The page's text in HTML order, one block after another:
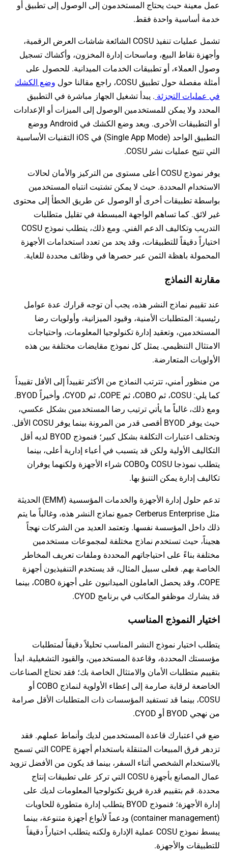
عمل معينة حيث يحتاج المستخدمون إلى الوصول إلى تطبيق أو
خدمة أساسية واحدة فقط.
تشمل عمليات تنفيذ COSU الشائعة شاشات العرض الرقمية،
وأجهزة نقاط البيع، وماسحات إدارة المخزون، وأكشاك تسجيل
وصول العملاء، أو تطبيقات الخدمات الميدانية. للحصول على
أمثلة مفصلة حول تطبيق COSU، راجع مقالنا حول
وضع الكشك
في عمليات التجزئة . يبدأ تشغيل الجهاز مباشرة في التطبيق
المحدد ولا يمكن للمستخدمين الوصول إلى الميزات أو الإعدادات
أو التطبيقات الأخرى. ويعد وضع الكشك في Android ووضع
التطبيق الواحد (Single App Mode) في iOS التقنيات الأساسية
التي تتيح عمليات نشر COSU.
يوفر نموذج COSU أعلى مستوى من التركيز والأمان لحالات
الاستخدام المحددة. حيث لا يمكن تشتيت انتباه المستخدمين
بواسطة تطبيقات أخرى أو الوصول عن طريق الخطأ إلى محتوى
غير لائق. كما تساهم الواجهة المبسطة في تقليل متطلبات
التدريب وتكاليف الدعم الفني. ومع ذلك، يتطلب نموذج COSU
اختياراً دقيقاً للتطبيقات، وقد يحد من تعدد استخدامات الأجهزة
المحمولة باهظة الثمن عبر حصرها في وظائف محددة للغاية.
مقارنة النماذج
عند تقييم نماذج النشر هذه، يجب أن توجه قرارك عدة عوامل
رئيسية: المتطلبات الأمنية، وقيود الميزانية، وأولويات رضا
المستخدمين، وتعقيد إدارة تكنولوجيا المعلومات، واحتياجات
الامتثال التنظيمي. يمثل كل نموذج مقايضات مختلفة بين هذه
الأولويات المتعارضة.
من منظور أمني، تترتب النماذج من الأكثر تقييداً إلى الأقل تقييداً
كما يلي: COSU، ثم COBO، ثم COPE، ثم CYOD، وأخيراً BYOD.
ومع ذلك، غالباً ما يأتي ترتيب رضا المستخدمين بشكل عكسي،
حيث يوفر BYOD أقصى قدر من المرونة بينما يوفر COSU الأقل.
وتختلف اعتبارات التكلفة بشكل كبير؛ فنموذج BYOD لديه أقل
التكاليف الأولية ولكن قد يتسبب في أعباء إدارية أعلى، بينما
يتطلب نموذجا COSU وCOBO شراء الأجهزة ولكنهما يوفران
تكاليف إدارة يمكن التنبؤ بها.
تدعم حلول إدارة الأجهزة والخدمات المؤسسية (EMM) الحديثة
مثل Cerberus Enterprise جميع نماذج النشر هذه، وغالباً ما يتم
ذلك داخل المؤسسة نفسها. وتعتمد العديد من الشركات نهجاً
هجيناً، حيث تستخدم نماذج مختلفة لمجموعات مستخدمين
مختلفة بناءً على احتياجاتهم المحددة وملفات تعريف المخاطر
الخاصة بهم. فعلى سبيل المثال، قد يستخدم التنفيذيون أجهزة
COPE، وقد يحصل العاملون الميدانيون على أجهزة COBO، بينما
قد يشارك موظفو المكاتب في برنامج CYOD.
اختيار النموذج المناسب
يتطلب اختيار نموذج النشر المناسب تحليلاً دقيقاً لمتطلبات
مؤسستك المحددة، وقاعدة المستخدمين، والقيود التشغيلية. ابدأ
بتقييم متطلبات الأمان والامتثال الخاصة بك؛ فقد تحتاج الصناعات
الخاضعة لرقابة صارمة إلى إعطاء الأولوية لنماذج COBO أو
COSU، بينما قد تستفيد المؤسسات ذات المتطلبات الأقل صرامة
من نهجي BYOD أو CYOD.
ضع في اعتبارك قاعدة المستخدمين لديك وأنماط عملهم. فقد
تزدهر فرق المبيعات المتنقلة باستخدام أجهزة COPE التي تسمح
بالاستخدام الشخصي أثناء السفر، بينما قد يكون من الأفضل تزويد
عمال المصانع بأجهزة COSU التي تركز على تطبيقات إنتاج
محددة. قم بتقييم قدرة فريق تكنولوجيا المعلومات لديك على
إدارة الأجهزة؛ فنموذج BYOD يتطلب إدارة متطورة للحاويات
(container management) ودعماً لأنواع أجهزة متنوعة، بينما
يبسط نموذج COSU عملية الإدارة ولكنه يتطلب اختياراً دقيقاً
للتطبيقات والأجهزة.